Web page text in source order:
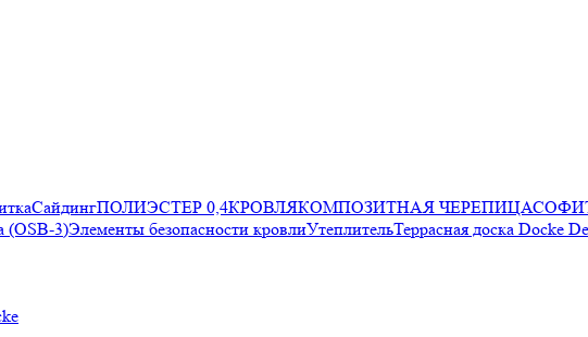
СайдингПОЛИЭСТЕР 0,4КРОВЛЯКОМПОЗИТНАЯ ЧЕРЕПИЦА
(OSB-3)Элементы безопасности кровлиУтеплительТеррасная доска Docke